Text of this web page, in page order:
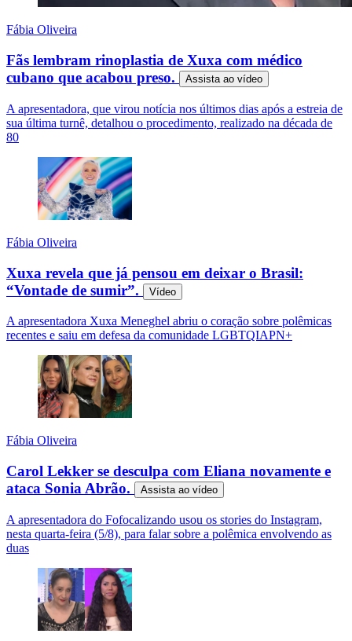
Fábia Oliveira
Fãs lembram rinoplastia de Xuxa com médico
cubano que acabou preso.
Assista ao vídeo
A apresentadora, que virou notícia nos últimos dias após a estreia de
sua última turnê, detalhou o procedimento, realizado na década de
80
Fábia Oliveira
Xuxa revela que já pensou em deixar o Brasil:
“Vontade de sumir”.
Vídeo
A apresentadora Xuxa Meneghel abriu o coração sobre polêmicas
recentes e saiu em defesa da comunidade LGBTQIAPN+
Fábia Oliveira
Carol Lekker se desculpa com Eliana novamente e
ataca Sonia Abrão.
Assista ao vídeo
A apresentadora do Fofocalizando usou os stories do Instagram,
nesta quarta-feira (5/8), para falar sobre a polêmica envolvendo as
duas